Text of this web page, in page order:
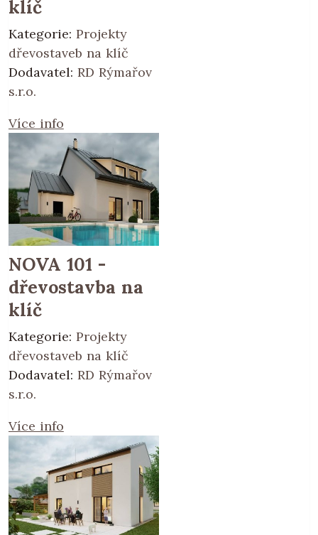
klíč
Kategorie: Projekty
dřevostaveb na klíč
Dodavatel: RD Rýmařov
s.r.o.
Více info
NOVA 101 -
dřevostavba na
klíč
Kategorie: Projekty
dřevostaveb na klíč
Dodavatel: RD Rýmařov
s.r.o.
Více info